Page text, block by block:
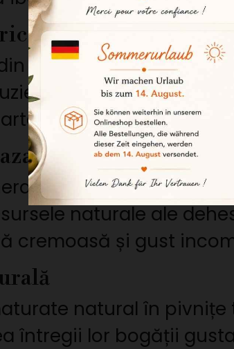
crescuți în libertate
acest set provin de
în provincia
înaltă calitate.
pe ghinde
fiecare porc
naturale ale
cremoasă și gust
natural în
întregii lor bogății